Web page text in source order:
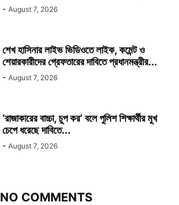
- August 7, 2026
শেখ হাসিনার লাইভ ভিডিওতে লাইক, কমেন্ট ও
শেয়ারকারীদের গ্রেফতারের দাবিতে প্রধানমন্ত্রীর...
- August 7, 2026
‘রাজাকারের বাচ্চা, চুপ কর’ বলে পুলিশ শিক্ষার্থীর মুখ
চেপে ধরেছে দাবিতে...
- August 7, 2026
NO COMMENTS